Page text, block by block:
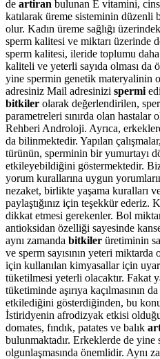
de artiran bulunan E vitamini,
katılarak üreme sisteminin düzenli
olur. Kadın üreme sağlığı
sperm kalitesi ve miktarı üzerinde
sperm kalitesi, ileride toplumu
kaliteli ve yeterli sayıda olması da
yine spermin genetik materyalinin
adresiniz Mail adresinizi spermi
bitkiler olarak değerlendirilen,
parametreleri sınırda olan hastalar
Rehberi Androloji. Ayrıca,
da bilinmektedir. Yapılan çalışmalar,
türünün, sperminin bir yumurtayı
etkileyebildiğini göstermektedir.
yorum kurallarına uygun
nezaket, birlikte yaşama kuralları
paylaştığınız için teşekkür ederiz.
dikkat etmesi gerekenler. Bol
antioksidan özelliği sayesinde
aynı zamanda bitkiler üretiminin
ve sperm sayısının yeteri miktarda
için kullanılan kimyasallar için
tüketilmesi yeterli olacaktır. Fakat
tüketiminde aşırıya kaçılmasının
etkilediğini gösterdiğinden, bu
İstiridyenin afrodizyak etkisi
domates, fındık, patates ve balık
bulunmaktadır. Erkeklerde de
olgunlaşmasında önemlidir. Aynı